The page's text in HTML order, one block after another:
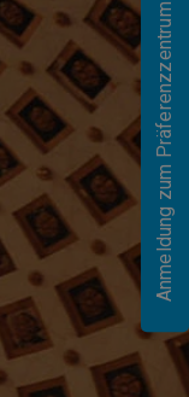
Anmeldung zum Präferenzzentrum